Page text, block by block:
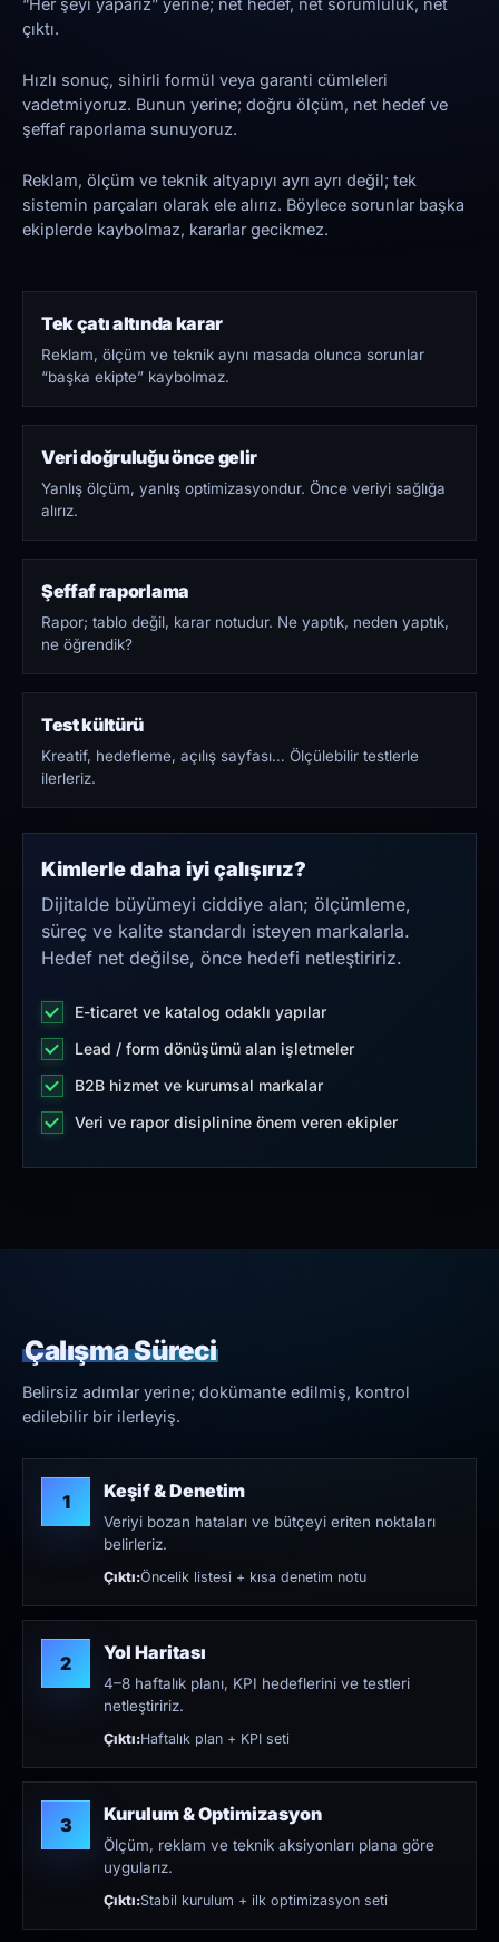
“Her şeyi yaparız” yerine; net hedef, net sorumluluk, net
çıktı.
Hızlı sonuç, sihirli formül veya garanti cümleleri
vadetmiyoruz. Bunun yerine; doğru ölçüm, net hedef ve
şeffaf raporlama sunuyoruz.
Reklam, ölçüm ve teknik altyapıyı ayrı ayrı değil; tek
sistemin parçaları olarak ele alırız. Böylece sorunlar başka
ekiplerde kaybolmaz, kararlar gecikmez.
Tek çatı altında karar
Reklam, ölçüm ve teknik aynı masada olunca sorunlar
“başka ekipte” kaybolmaz.
Veri doğruluğu önce gelir
Yanlış ölçüm, yanlış optimizasyondur. Önce veriyi sağlığa
alırız.
Şeffaf raporlama
Rapor; tablo değil, karar notudur. Ne yaptık, neden yaptık,
ne öğrendik?
Test kültürü
Kreatif, hedefleme, açılış sayfası… Ölçülebilir testlerle
ilerleriz.
Kimlerle daha iyi çalışırız?
Dijitalde büyümeyi ciddiye alan; ölçümleme,
süreç ve kalite standardı isteyen markalarla.
Hedef net değilse, önce hedefi netleştiririz.
E-ticaret ve katalog odaklı yapılar
Lead / form dönüşümü alan işletmeler
B2B hizmet ve kurumsal markalar
Veri ve rapor disiplinine önem veren ekipler
Çalışma Süreci
Belirsiz adımlar yerine; dokümante edilmiş, kontrol
edilebilir bir ilerleyiş.
1 Keşif & Denetim
Veriyi bozan hataları ve bütçeyi eriten noktaları
belirleriz.
Çıktı:Öncelik listesi + kısa denetim notu
2 Yol Haritası
4–8 haftalık planı, KPI hedeflerini ve testleri
netleştiririz.
Çıktı:Haftalık plan + KPI seti
3 Kurulum & Optimizasyon
Ölçüm, reklam ve teknik aksiyonları plana göre
uygularız.
Çıktı:Stabil kurulum + ilk optimizasyon seti